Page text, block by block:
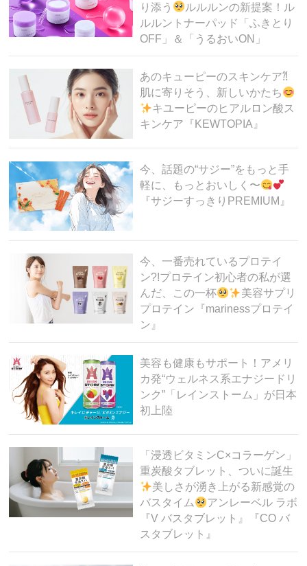
り添う
ルルルンの新提案！ル
ルルントナーパッド「ふきとり
OFF」＆「うるおいON」
あのキューピーのスキンケア⁈
肌に寄りそう、新しいかたち
キユーピーのヒアルロン酸ス
キンケア『KEWTOPIA』
今、話題の“サジー”をもっと手
軽に、もっとおいしく〜
『サジーすっきりPREMIUM』
今、一番売れているプロテイ
ン?!プロテイン初心者の私が選
んだ、この一杯
美容サプリ
プロテイン『marinessプロテイ
ン』
美容も健康もサポート！アメリ
カ発“ウェルネス系エナジードリ
ンク”「レインストーム」が日本
初上陸
「浸透ビタミンC×コラーゲン」
重炭酸タブレット、ついに誕生
美しさが湧き上がる新感覚の
バスタイム
アンレーベル ラボ
『V バスタブレット』『CO バ
スタブレット』